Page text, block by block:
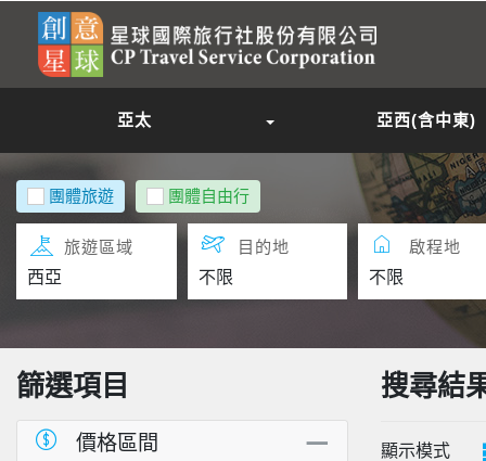
亞太 亞西(含中東)
團體旅遊 團體自由行
旅遊區域 目的地 啟程地
篩選項目
價格區間
搜尋結
顯示模式